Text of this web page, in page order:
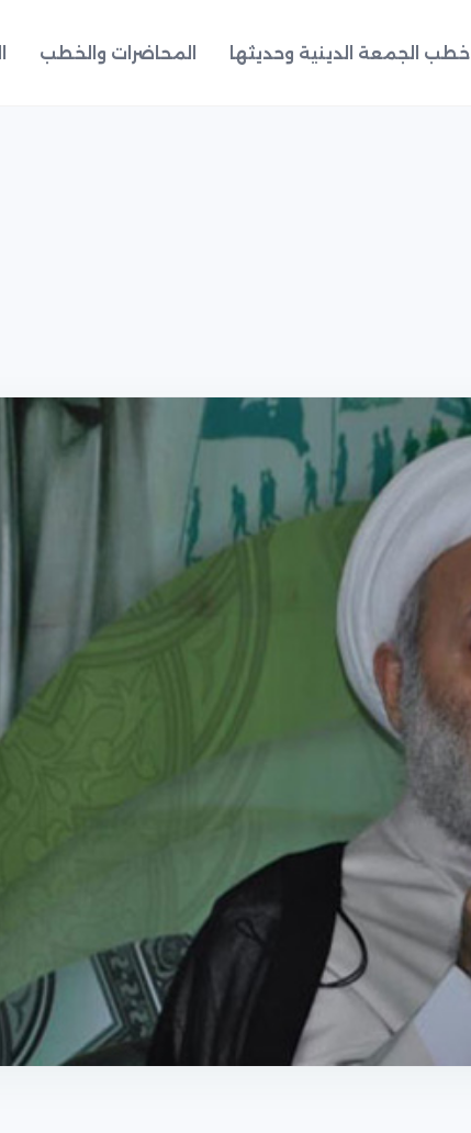
خطب الجمعة الدينية وحديثها المحاضرات والخطب